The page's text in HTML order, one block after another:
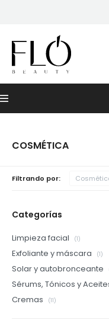
Menú
COSMÉTICA
Filtrando por:
Categorías
Limpieza facial (1)
Exfoliante y máscara (1)
Solar y autobronceante
Sérums, Tónicos y
Cremas (11)